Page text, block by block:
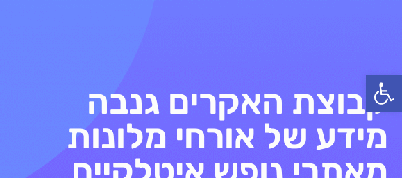
פתח סרגל נגישות
קבוצת האקרים גנבה
מידע של אורחי מלונות